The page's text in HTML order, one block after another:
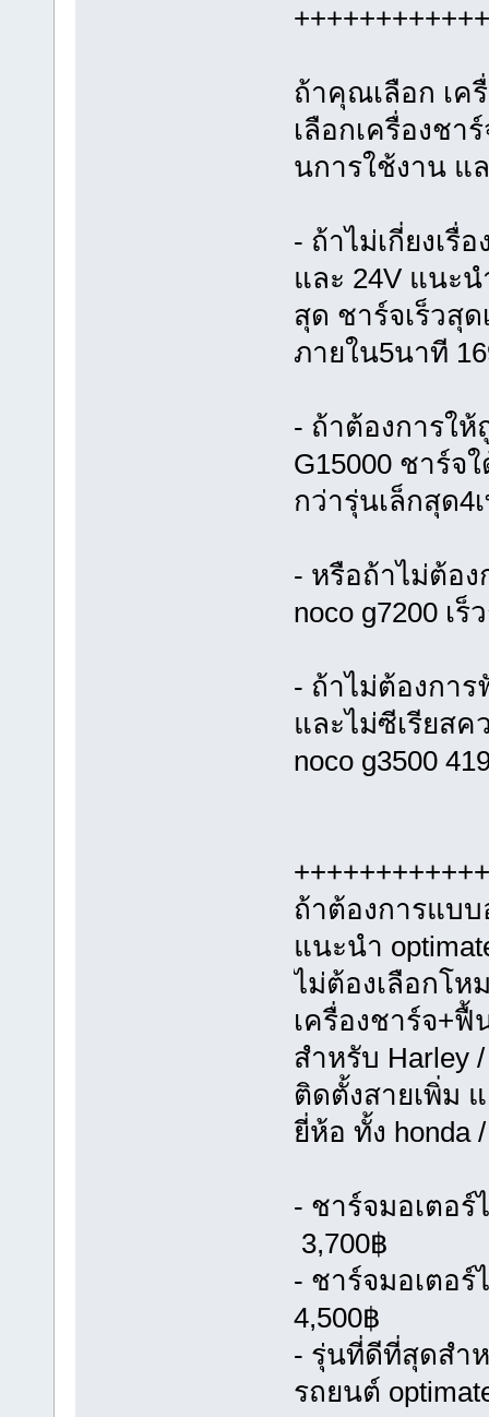
ถ้าคุณเลือก เค
เลือกเครื่องชา
นการใช้งาน แ
- ถ้าไม่เกี่ยงเรื่
และ 24V แนะ
สุด ชาร์จเร็วสุ
ภายใน5นาที
- ถ้าต้องการให้
G15000 ชาร์จ
กว่ารุ่นเล็กสุด4
- หรือถ้าไม่ต้อ
noco g7200 เ
- ถ้าไม่ต้องกา
และไม่ซีเรียส
noco g3500
ถ้าต้องการแบบ
แนะนำ
ไม่ต้องเลือกโ
เครื่องชาร์จ+
สำหรับ Harley
ติดตั้งสายเพิ่ม
ยี่ห้อ ทั้ง honda
- ชาร์จมอเตอร์
3,700฿
- ชาร์จมอเตอ
4,500฿
- รุ่นที่ดีที่สุดสำ
รถยนต์